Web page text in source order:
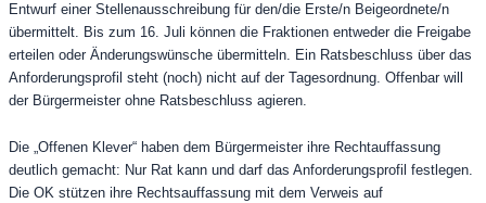
Entwurf einer Stellenausschreibung für den/die Erste/n Beigeordnete/n
übermittelt. Bis zum 16. Juli können die Fraktionen entweder die Freigabe
erteilen oder Änderungswünsche übermitteln. Ein Ratsbeschluss über das
Anforderungsprofil steht (noch) nicht auf der Tagesordnung. Offenbar will
der Bürgermeister ohne Ratsbeschluss agieren.
Die „Offenen Klever“ haben dem Bürgermeister ihre Rechtauffassung
deutlich gemacht: Nur Rat kann und darf das Anforderungsprofil festlegen.
Die OK stützen ihre Rechtsauffassung mit dem Verweis auf